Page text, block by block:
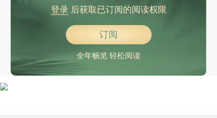
登录后获取已订阅的阅读权限
订阅
全年畅览 轻松阅读